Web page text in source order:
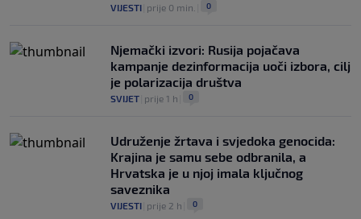
VIJESTI prije 0 min. 0
Njemački izvori: Rusija pojačava
kampanje dezinformacija uoči izbora, cilj
je polarizacija društva
SVIJET prije 1 h 0
Udruženje žrtava i svjedoka genocida:
Krajina je samu sebe odbranila, a
Hrvatska je u njoj imala ključnog
saveznika
VIJESTI prije 2 h 0